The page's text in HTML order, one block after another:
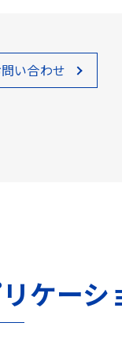
い合わせ
ケーシ